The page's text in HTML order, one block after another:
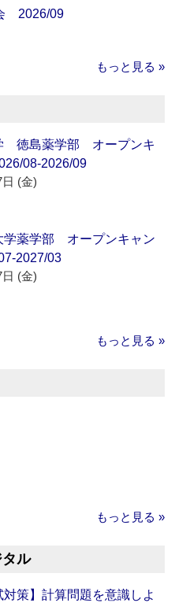
2026/09
もっと見る »
徳島薬学部 オープンキ
08-2026/09
(金)
学薬学部 オープンキャン
2027/03
(金)
もっと見る »
もっと見る »
ル
対策】計算問題を意識しよ